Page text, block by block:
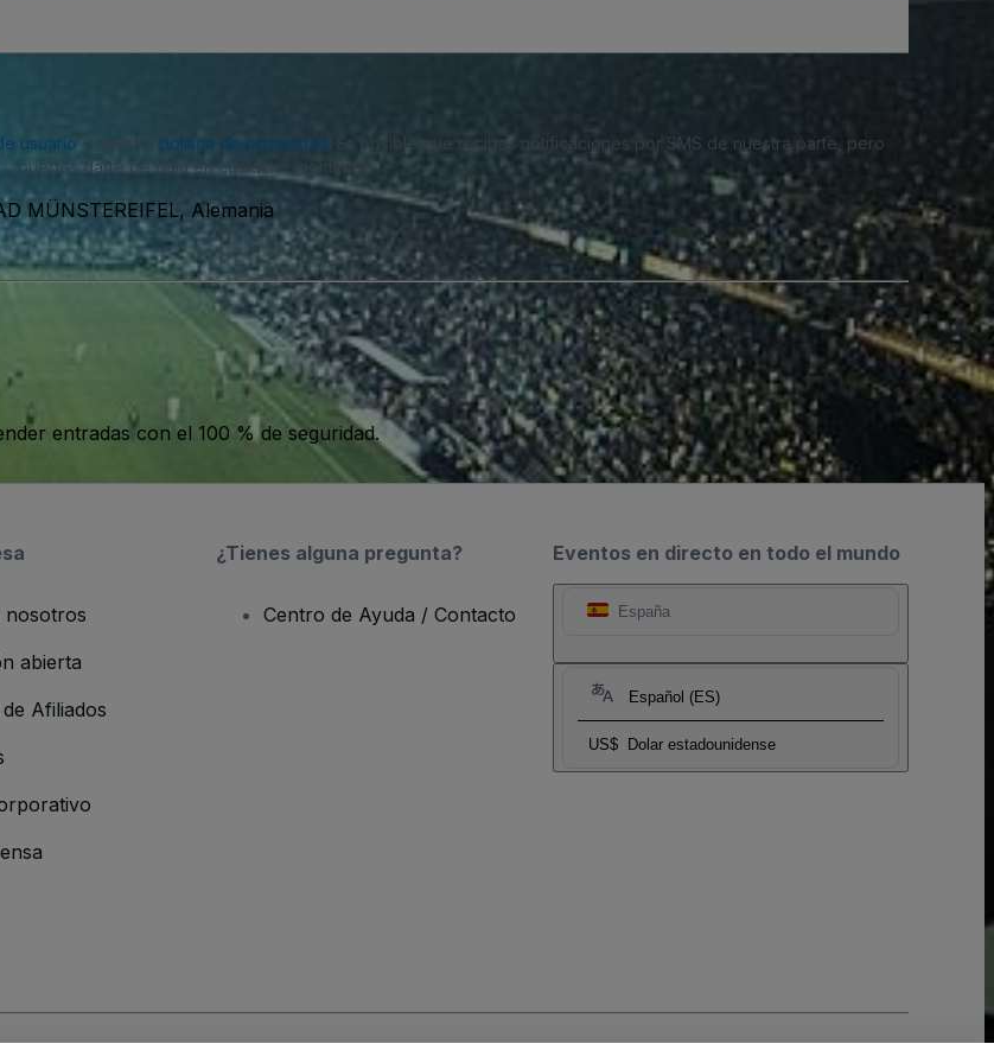
usuarioy nuestra política de privacidad . Es posible que recibas notificaciones por SMS de nuestra parte, pero
puedes darte de baja en cualquier momento.
MÜNSTEREIFEL, Alemania
entradas con el 100 % de seguridad.
Eventos en directo en todo el mundo
España
Español (ES)
US$ Dolar estadounidense
nosotros
abierta
Afiliados
¿Tienes alguna pregunta?
Centro de Ayuda / Contacto